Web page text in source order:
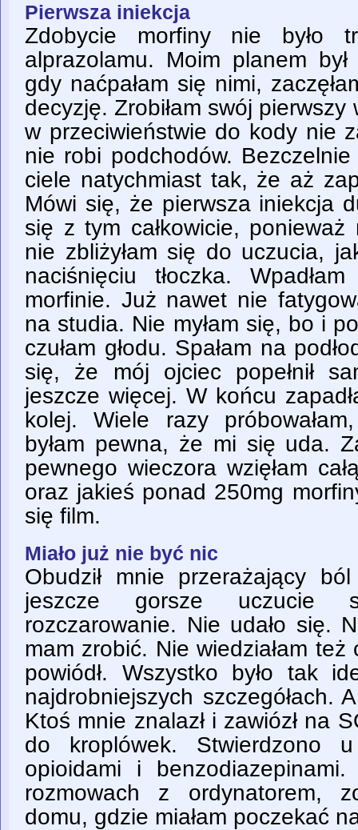
Pierwsza iniekcja
Zdobycie morfiny nie było
alprazolamu. Moim planem był
gdy naćpałam się nimi,
decyzję. Zrobiłam swój
w przeciwieństwie do kody nie
nie robi podchodów. Bezczelnie
ciele natychmiast tak, że aż
Mówi się, że pierwsza iniekcja
się z tym całkowicie,
nie zbliżyłam się do uczucia,
naciśnięciu tłoczka.
morfinie. Już nawet nie
na studia. Nie myłam się, bo i
czułam głodu. Spałam na
się, że mój ojciec popełnił
jeszcze więcej. W końcu
kolej. Wiele razy
byłam pewna, że mi się uda.
pewnego wieczora wzięłam
oraz jakieś ponad 250mg
się film.
Miało już nie być nic
Obudził mnie przerażający
jeszcze gorsze uczucie
rozczarowanie. Nie udało się.
mam zrobić. Nie wiedziałam
powiódł. Wszystko było tak
najdrobniejszych szczegółach.
Ktoś mnie znalazł i zawiózł na
do kroplówek. Stwierdzono
opioidami i
rozmowach z ordynatorem,
domu, gdzie miałam poczekać